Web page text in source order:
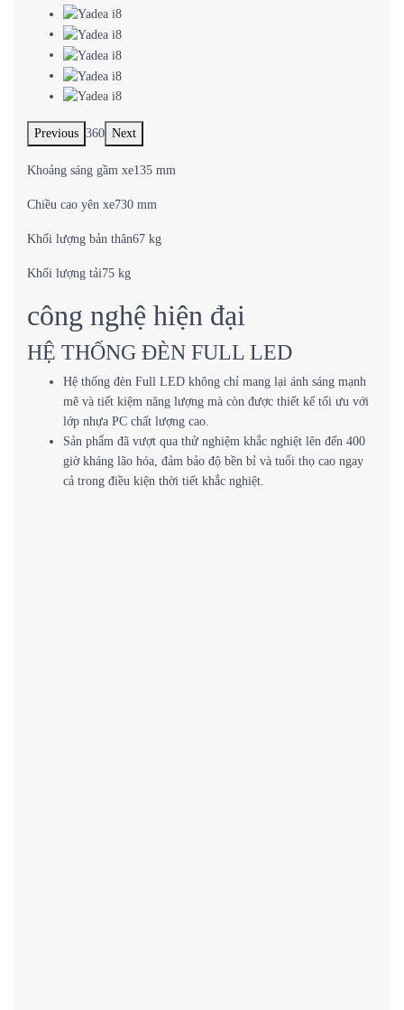
Previous 360 Next
Khoảng sáng gầm xe135 mm
Chiều cao yên xe730 mm
Khối lượng bản thân67 kg
Khối lượng tải75 kg
công nghệ hiện đại
HỆ THỐNG ĐÈN FULL LED
Hệ thống đèn Full LED không chỉ mang lại ánh sáng mạnh
mẽ và tiết kiệm năng lượng mà còn được thiết kế tối ưu với
lớp nhựa PC chất lượng cao.
Sản phẩm đã vượt qua thử nghiệm khắc nghiệt lên đến 400
giờ kháng lão hóa, đảm bảo độ bền bỉ và tuổi thọ cao ngay
cả trong điều kiện thời tiết khắc nghiệt.